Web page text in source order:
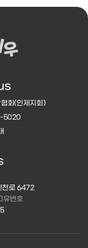
회(인제지회)
5020
천로 6472
유번호